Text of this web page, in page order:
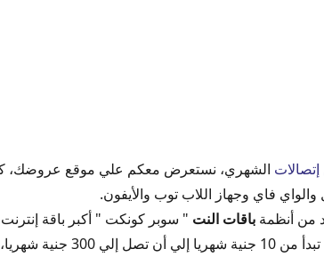
من إتصالات
الشهري، نستعرض معكم علي موقع عروضك،
فاي وجهاز اللاب توب والأيفون.
من أنظمة باقات النت " سوبر كونكت " أكبر باقة
من خلال خطة أسعار